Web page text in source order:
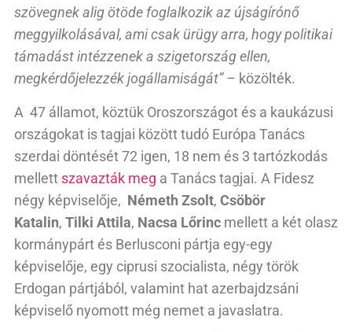
szövegnek alig ötöde foglalkozik az újságírónő
meggyilkolásával, ami csak ürügy arra, hogy politikai
támadást intézzenek a szigetország ellen,
megkérdőjelezzék jogállamiságát”– közölték.
A 47 államot, köztük Oroszországot és a kaukázusi
országokat is tagjai között tudó Európa Tanács
szerdai döntését 72 igen, 18 nem és 3 tartózkodás
mellett szavazták meg a Tanács tagjai. A Fidesz
négy képviselője, Németh Zsolt, Csöbör
Katalin, Tilki Attila, Nacsa Lőrinc mellett a két olasz
kormánypárt és Berlusconi pártja egy-egy
képviselője, egy ciprusi szocialista, négy török
Erdogan pártjából, valamint hat azerbajdzsáni
képviselő nyomott még nemet a javaslatra.